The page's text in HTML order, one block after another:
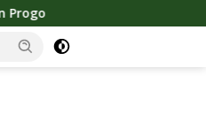
Kaji Tiru, Bupati Bantul